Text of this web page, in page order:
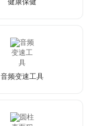
音频变速工具